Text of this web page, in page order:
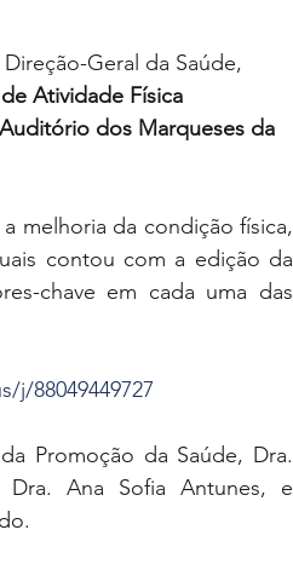
Geral da Saúde,
Atividade Física
dos Marqueses da
melhoria da condição física,
contou com a edição da
chave em cada uma das
j/88049449727
Promoção da Saúde, Dra.
Dra. Ana Sofia Antunes, e